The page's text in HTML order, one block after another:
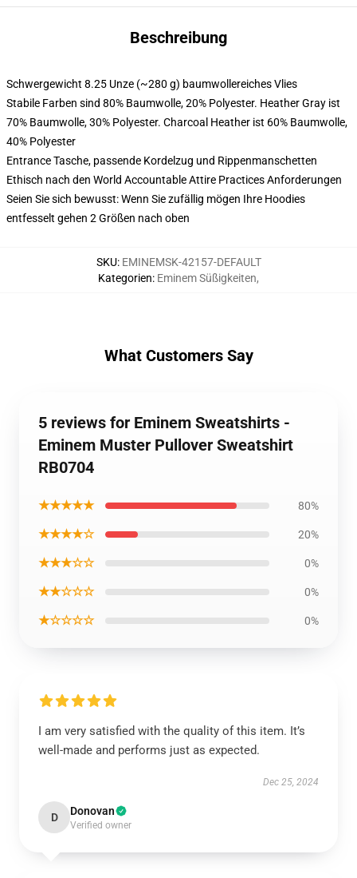
Beschreibung
Schwergewicht 8.25 Unze (~280 g) baumwollereiches Vlies
Stabile Farben sind 80% Baumwolle, 20% Polyester. Heather Gray ist
70% Baumwolle, 30% Polyester. Charcoal Heather ist 60% Baumwolle,
40% Polyester
Entrance Tasche, passende Kordelzug und Rippenmanschetten
Ethisch nach den World Accountable Attire Practices Anforderungen
Seien Sie sich bewusst: Wenn Sie zufällig mögen Ihre Hoodies
entfesselt gehen 2 Größen nach oben
SKU: EMINEMSK-42157-DEFAULT
Kategorien: Eminem Süßigkeiten,
What Customers Say
5 reviews for Eminem Sweatshirts -
Eminem Muster Pullover Sweatshirt
RB0704
★★★★★ 80%
★★★★☆ 20%
★★★☆☆ 0%
★★☆☆☆ 0%
★☆☆☆☆ 0%
I am very satisfied with the quality of this item. It’s
well-made and performs just as expected.
Dec 25, 2024
D Donovan
Verified owner